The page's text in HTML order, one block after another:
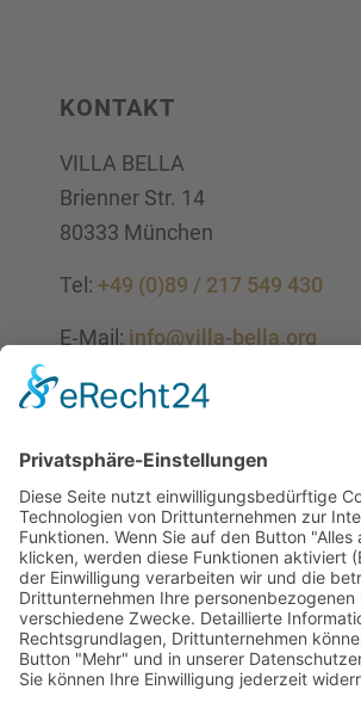
KONTAKT
VILLA BELLA
Brien­ner Str. 14
80333 München
Tel: +49 (0)89 / 217 549 430
E‑Mail: info@villa-bella.org
Mo-Do: 09:00 — 20:00 Uhr
Fr: 09:00 — 18:00 Uhr
Sa*: 10:00 — 18:00 Uhr
*auf Anfrage 3x im Monat